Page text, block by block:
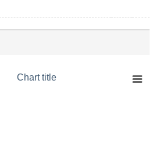
Chart title